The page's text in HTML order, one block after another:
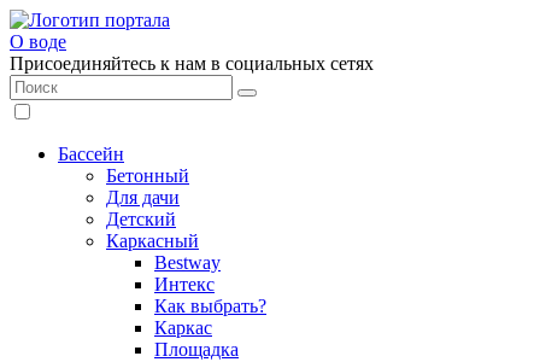
О воде
Присоединяйтесь к нам в социальных сетях
Бассейн
Бетонный
Для дачи
Детский
Каркасный
Bestway
Интекс
Как выбрать?
Каркас
Площадка